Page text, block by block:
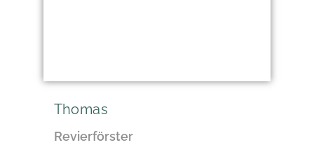
Thomas
Revierförster